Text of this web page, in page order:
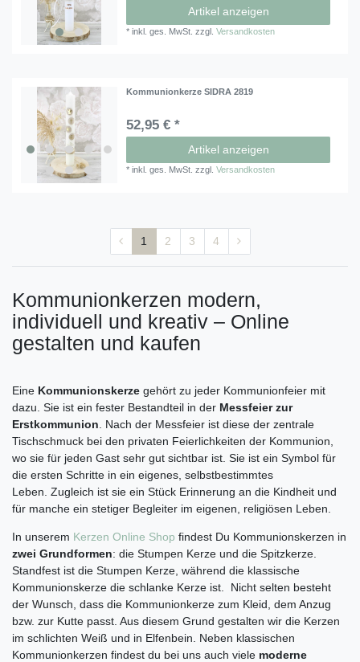
Artikel anzeigen
*inkl. ges. MwSt. zzgl.Versandkosten
Kommunionkerze SIDRA 2819
52,95 € *
Artikel anzeigen
*inkl. ges. MwSt. zzgl.Versandkosten
1 2 3 4
Kommunionkerzen modern,
individuell und kreativ – Online
gestalten und kaufen
Eine Kommunionskerze gehört zu jeder Kommunionfeier mit
dazu. Sie ist ein fester Bestandteil in der Messfeier zur
Erstkommunion . Nach der Messfeier ist diese der zentrale
Tischschmuck bei den privaten Feierlichkeiten der Kommunion,
wo sie für jeden Gast sehr gut sichtbar ist. Sie ist ein Symbol für
die ersten Schritte in ein eigenes, selbstbestimmtes
Leben. Zugleich ist sie ein Stück Erinnerung an die Kindheit und
für manche ein stetiger Begleiter im eigenen, religiösen Leben.
In unserem Kerzen Online Shop findest Du Kommunionskerzen in
zwei Grundformen: die Stumpen Kerze und die Spitzkerze.
Standfest ist die Stumpen Kerze, während die klassische
Kommunionskerze die schlanke Kerze ist. Nicht selten besteht
der Wunsch, dass die Kommunionkerze zum Kleid, dem Anzug
bzw. zur Kutte passt. Aus diesem Grund gestalten wir die Kerzen
im schlichten Weiß und in Elfenbein. Neben klassischen
Kommunionkerzen findest du bei uns auch viele moderne